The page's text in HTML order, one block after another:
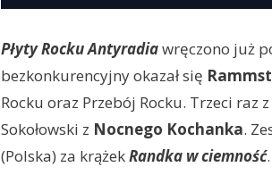
Płyty Rocku Antyradiawręczono już
bezkonkurencyjny okazał się
Rocku oraz Przebój Rocku. Trzeci raz
Sokołowski z Nocnego Kochanka.
(Polska) za krążekRandka w ciemność